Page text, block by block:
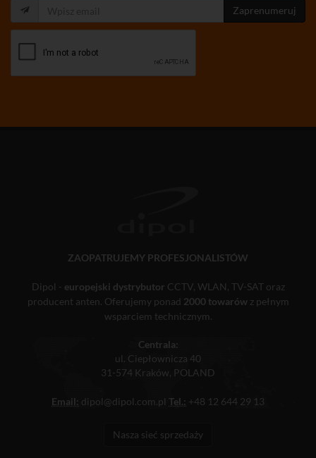
Zaprenumeruj
ZAOPATRUJEMY PROFESJONALISTÓW
Dipol - europejski dystrybutor CCTV, WLAN, TV-SAT oraz
producent anten. Oferujemy ponad 2000 towarówz pełnym
wsparciem technicznym.
Centrala:
ul. Ciepłownicza 40
31-574 Kraków, POLAND
Email: dipol@dipol.com.pl Tel.: +48 12 644 29 13
Nasza sieć sprzedaży